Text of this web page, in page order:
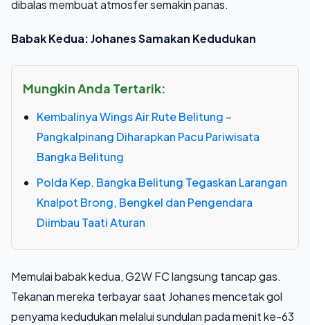
dibalas membuat atmosfer semakin panas.
Babak Kedua: Johanes Samakan Kedudukan
Mungkin Anda Tertarik:
Kembalinya Wings Air Rute Belitung –
Pangkalpinang Diharapkan Pacu Pariwisata
Bangka Belitung
Polda Kep. Bangka Belitung Tegaskan Larangan
Knalpot Brong, Bengkel dan Pengendara
Diimbau Taati Aturan
Memulai babak kedua, G2W FC langsung tancap gas.
Tekanan mereka terbayar saat Johanes mencetak gol
penyama kedudukan melalui sundulan pada menit ke-63